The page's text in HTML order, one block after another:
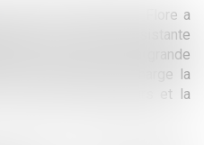
gestion PME‑PMI, Flore a
en tant qu’assistante
sein de PME, de la grande
prenant en charge la
suivi des fournisseurs et la